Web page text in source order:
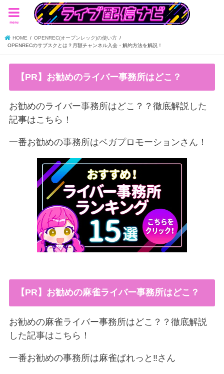
menu
HOME
OPENREC(オープンレック)の使い方
OPENRECのサブスクとは？月額チャンネル入会・解約方法を解説！
【PR】お勧めのライバー事務所はどこ？
お勧めのライバー事務所はどこ？？徹底解説した
記事はこちら！
一番お勧めの事務所はベガプロモーションさん！
【PR】お勧めの麻雀ライバー事務所はどこ？
お勧めの麻雀ライバー事務所はどこ？？徹底解説
した記事はこちら！
一番お勧めの事務所は麻雀ぱれっと‼︎さん